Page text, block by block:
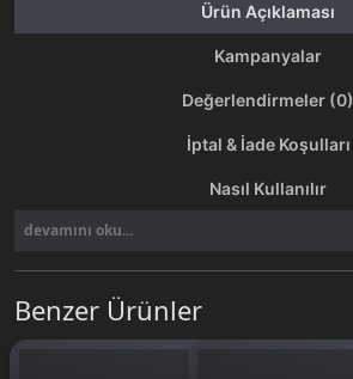
Ürün Açıklaması
Kampanyalar
Değerlendirmeler (0)
İptal & İade Koşulları
Nasıl Kullanılır
devamını oku...
Benzer Ürünler